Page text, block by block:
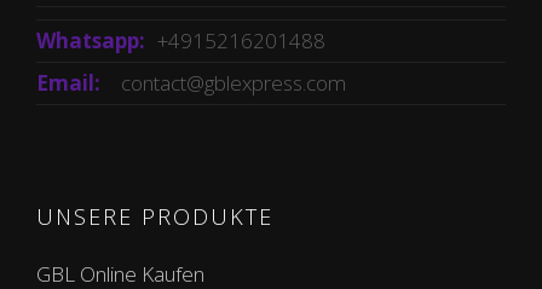
Whatsapp: +4915216201488
Email:
contact@gblexpress.com
UNSERE PRODUKTE
GBL Online Kaufen